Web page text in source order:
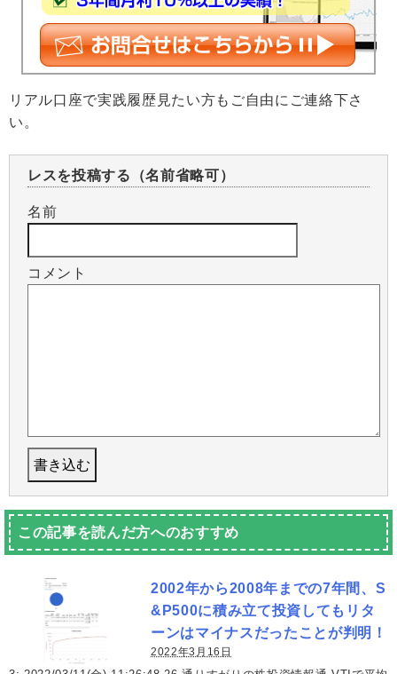
リアル口座で実践履歴見たい方もご自由にご連絡下さ
い。
レスを投稿する（名前省略可）
名前
コメント
この記事を読んだ方へのおすすめ
2002年から2008年までの7年間、S
&P500に積み立て投資してもリタ
ーンはマイナスだったことが判明！
2022年3月16日